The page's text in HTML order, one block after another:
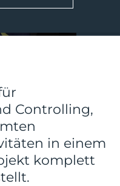
Controlling,
in einem
komplett